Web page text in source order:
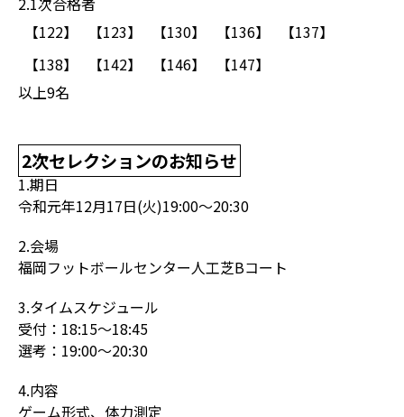
【122】
【123】 【130】 【136】
【137】
【138】
【142】 【146】
【147】
以上9名
2次セレクションのお知らせ
1.期日
令和元年12月17日(火)19:00～20:30
2.会場
福岡フットボールセンター人工芝Bコート
3.タイムスケジュール
受付：18:15～18:45
選考：19:00〜20:30
4.内容
ゲーム形式、体力測定